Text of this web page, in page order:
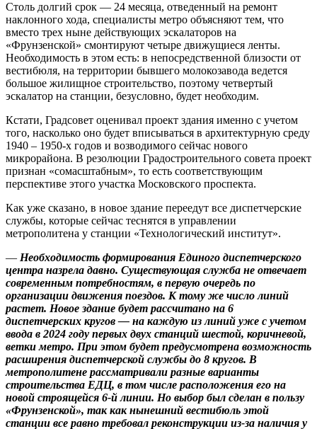
Столь долгий срок — 24 месяца, отведенный на ремонт
наклонного хода, специалисты метро объясняют тем, что
вместо трех ныне действующих эскалаторов на
«Фрунзенской» смонтируют четыре движущиеся ленты.
Необходимость в этом есть: в непосредственной близости от
вестибюля, на территории бывшего молокозавода ведется
большое жилищное строительство, поэтому четвертый
эскалатор на станции, безусловно, будет необходим.
Кстати, Градсовет оценивал проект здания именно с учетом
того, насколько оно будет вписываться в архитектурную среду
1940 – 1950‑х годов и возводимого сейчас нового
микрорайона. В резолюции Градостроительного совета проект
признан «сомасштабным», то есть соответствующим
перспективе этого участка Московского проспекта.
Как уже сказано, в новое здание переедут все диспетчерские
службы, которые сейчас теснятся в управлении
метрополитена у станции «Технологический институт».
— Необходимость формирования Единого диспетчерского
центра назрела давно. Существующая служба не отвечает
современным потребностям, в первую очередь по
организации движения поездов. К тому же число линий
растет. Новое здание будет рассчитано на 6
диспетчерских кругов — на каждую из линий уже с учетом
ввода в 2024 году первых двух станций шестой, коричневой,
ветки метро. При этом будет предусмотрена возможность
расширения диспетчерской службы до 8 кругов. В
метрополитене рассматривали разные варианты
строительства ЕДЦ, в том числе расположения его на
новой строящейся 6‑й линии. Но выбор был сделан в пользу
«Фрунзенской», так как нынешний вестибюль этой
станции все равно требовал реконструкции из‑за наличия у